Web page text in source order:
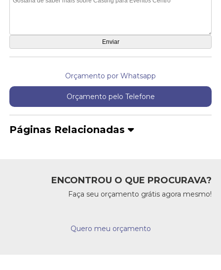
Orçamento por Whatsapp
Orçamento pelo Telefone
Páginas Relacionadas
ENCONTROU O QUE PROCURAVA?
Faça seu orçamento grátis agora mesmo!
Quero meu orçamento